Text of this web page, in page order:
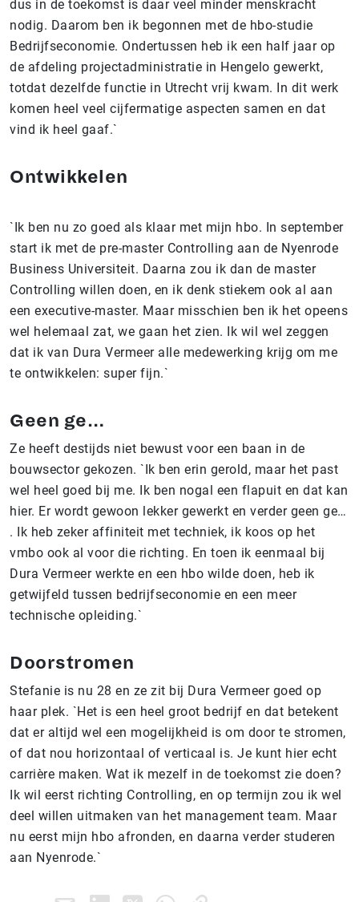
dus in de toekomst is daar veel minder menskracht
nodig. Daarom ben ik begonnen met de hbo-studie
Bedrijfseconomie. Ondertussen heb ik een half jaar op
de afdeling projectadministratie in Hengelo gewerkt,
totdat dezelfde functie in Utrecht vrij kwam. In dit werk
komen heel veel cijfermatige aspecten samen en dat
vind ik heel gaaf.`
Ontwikkelen
`Ik ben nu zo goed als klaar met mijn hbo. In september
start ik met de pre-master Controlling aan de Nyenrode
Business Universiteit. Daarna zou ik dan de master
Controlling willen doen, en ik denk stiekem ook al aan
een executive-master. Maar misschien ben ik het opeens
wel helemaal zat, we gaan het zien. Ik wil wel zeggen
dat ik van Dura Vermeer alle medewerking krijg om me
te ontwikkelen: super fijn.`
Geen ge…
Ze heeft destijds niet bewust voor een baan in de
bouwsector gekozen. `Ik ben erin gerold, maar het past
wel heel goed bij me. Ik ben nogal een flapuit en dat kan
hier. Er wordt gewoon lekker gewerkt en verder geen ge…
. Ik heb zeker affiniteit met techniek, ik koos op het
vmbo ook al voor die richting. En toen ik eenmaal bij
Dura Vermeer werkte en een hbo wilde doen, heb ik
getwijfeld tussen bedrijfseconomie en een meer
technische opleiding.`
Doorstromen
Stefanie is nu 28 en ze zit bij Dura Vermeer goed op
haar plek. `Het is een heel groot bedrijf en dat betekent
dat er altijd wel een mogelijkheid is om door te stromen,
of dat nou horizontaal of verticaal is. Je kunt hier echt
carrière maken. Wat ik mezelf in de toekomst zie doen?
Ik wil eerst richting Controlling, en op termijn zou ik wel
deel willen uitmaken van het management team. Maar
nu eerst mijn hbo afronden, en daarna verder studeren
aan Nyenrode.`